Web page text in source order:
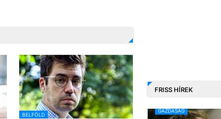
BELFÖLD
FRISS HÍREK
GAZDASÁG